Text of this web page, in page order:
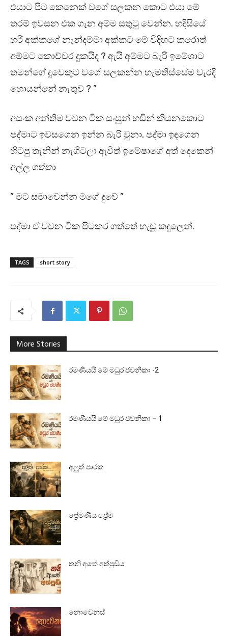
එයාට පිට කෙනෙක් වගේ සලකන කොට එයා මේ
තරම් ඉවසන එක ගැන අම්ම සතුටු වෙන්න. හදිසියේ
හරි අක්කගේ නැන්දම්මා අක්කට මේ විදිහට කරොත්
අම්මට කොච්චර දුකයිද ? ඇයි අම්මට බැරි ඉමේශාට
තමන්ගේ දුවෙකුට වගේ සලකන්න හැමතිස්සේම වැරදි
හොයන්නේ නැතුව ? ”
අසංක අන්තිම වචන ටික සංසුන් හඬින් කියනකොට
පද්මාට ඉවසගෙන ඉන්න බැරි වුනා. පද්මා ඉඳගෙන
හිටපු තැනින් නැගිටලා ඇවිත් ඉමේෂාගේ අත් දෙකෙන්
අල්ල ගත්තා
” මට සමාවෙන්න මගේ දුවේ ”
පද්මා ඒ වචන ටික පිටකර ගත්තේ හැඬූ කඳුලෙන්.
TAGS short story
More Stories
රමණීයයි මේ මධුර ජවනිකා -2
රමණීයයි මේ මධුර ජවනිකා – 1
අලුත් පාරක
ප්‍රේමණීය ප්‍රේම
තනි අතේ අත්පුඩිය
නොවෙනස්